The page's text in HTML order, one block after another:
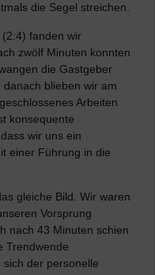
die Segel streichen.
fanden wir
zwölf Minuten konnten
die Gastgeber
blieben wir am
Arbeiten
konsequente
wir uns ein
einer Führung in die
gleiche Bild. Wir waren
Vorsprung
nach 43 Minuten schien
Trendwende
der personelle